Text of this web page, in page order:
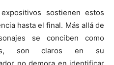
sostienen estos
hasta el final. Más allá de
se conciben como
son claros en su
no demora en identificar